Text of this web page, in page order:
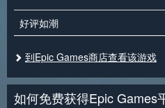
好评如潮
到Epic Games商店查看该游戏
如何免费获得Epic Games